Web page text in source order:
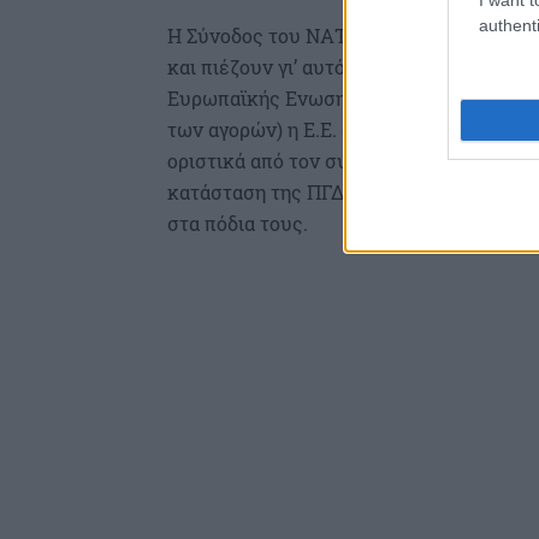
Η Σύνοδος του ΝΑΤΟ τον Ιούλιο του
και πιέζουν γι’ αυτό. Οι Ευρωπαίοι
Ευρωπαϊκής Ενωσης στα δυτικά
των αγορών) η Ε.Ε. δικαιώνει απολύτως
οριστικά από τον συνταγματικό
κατάσταση της ΠΓΔΜ αλλά και η
στα πόδια τους.